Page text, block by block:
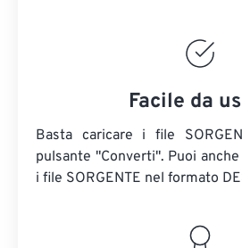
Facile da
Basta caricare i file
pulsante "Converti". Puoi
i file SORGENTE nel formato